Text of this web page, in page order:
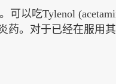
。可 以吃Tylenol
药。对于已经在服用其